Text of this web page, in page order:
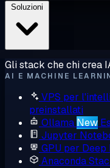
Gli stack che chi crea
AI E MACHINE
VPS per
preinstallati
Ollama New
Jupyter
GPU per Deep
Anaconda